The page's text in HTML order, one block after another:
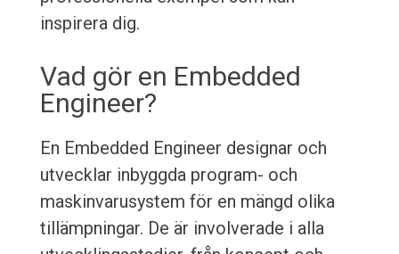
inspirera dig.
Vad gör en Embedded
Engineer?
En Embedded Engineer designar och
utvecklar inbyggda program- och
maskinvarusystem för en mängd olika
tillämpningar. De är involverade i alla